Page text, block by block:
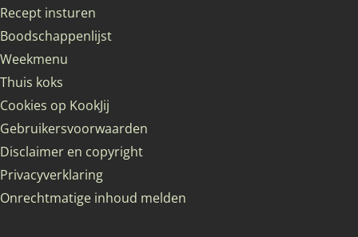
Recept insturen
Boodschappenlijst
Weekmenu
Thuis koks
Cookies op KookJij
Gebruikersvoorwaarden
Disclaimer en copyright
Privacyverklaring
Onrechtmatige inhoud melden